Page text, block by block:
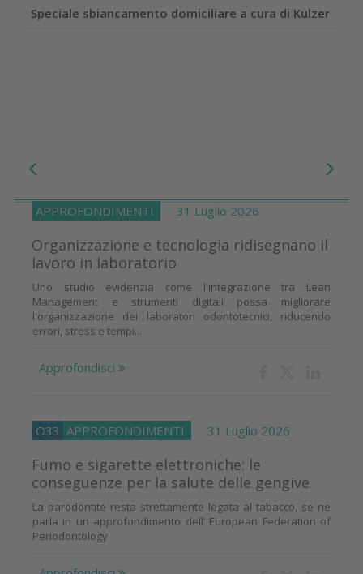
Speciale sbiancamento domiciliare a cura di Kulzer
APPROFONDIMENTI 31 Luglio 2026
Organizzazione e tecnologia ridisegnano il
lavoro in laboratorio
Uno studio evidenzia come l'integrazione tra Lean
Management e strumenti digitali possa migliorare
l'organizzazione dei laboratori odontotecnici, riducendo
errori, stress e tempi...
Approfondisci
O33 APPROFONDIMENTI 31 Luglio 2026
Fumo e sigarette elettroniche: le
conseguenze per la salute delle gengive
La parodontite resta strettamente legata al tabacco, se ne
parla in un approfondimento dell’ European Federation of
Periodontology